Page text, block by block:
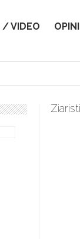
/ VIDEO
Sculați, sculați,